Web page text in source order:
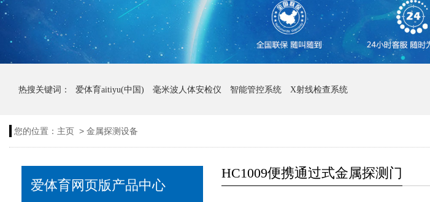
热搜关键词： 爱体育aitiyu(中国) 毫米波人体安检仪 智能管控系统 X射线检查系统
您的位置： 主页 > 金属探测设备
爱体育网页版产品中心
HC1009便携通过式金属探测门